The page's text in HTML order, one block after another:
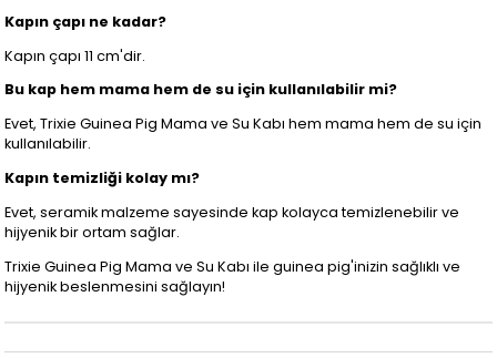
Kapın çapı ne kadar?
Kapın çapı 11 cm'dir.
Bu kap hem mama hem de su için kullanılabilir mi?
Evet, Trixie Guinea Pig Mama ve Su Kabı hem mama hem de su için
kullanılabilir.
Kapın temizliği kolay mı?
Evet, seramik malzeme sayesinde kap kolayca temizlenebilir ve
hijyenik bir ortam sağlar.
Trixie Guinea Pig Mama ve Su Kabı ile guinea pig'inizin sağlıklı ve
hijyenik beslenmesini sağlayın!